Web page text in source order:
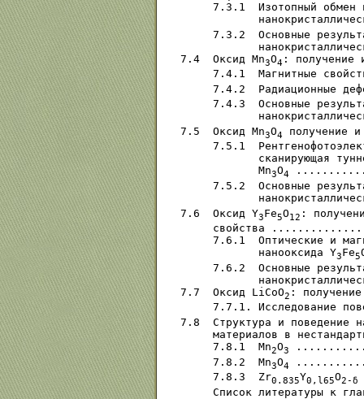
7.3.1  Изотопный обмен
7.3.2  Основные
7.4  Оксид Мn3O4 : получение
7.4.1  Магнитные
7.4.2  Радиационные
7.4.3  Основные
7.5  Оксид Мn3O4 получение
7.5.1
сканирующая
            Мn
3O4
7.5.2  Основные
7.6  Оксид Y3Fe5O12 :
свойства
7.6.1  Оптические и
            нанооксида Y
3Fe5
7.6.2  Основные
7.7  Оксид LiCoO2 :
7.7.1. Исследование
7.8  Структура и поведение
материалов в
     7.8.1  Мn
2O3
     7.8.2  Мn
3O4
     7.8.3  Zr
0.835Y0,l65O2-δ
Список литературы к